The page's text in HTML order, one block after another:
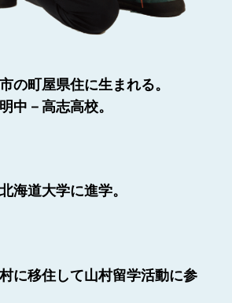
の町屋県住に生まれる。
中－高志高校。
海道大学に進学。
に移住して山村留学活動に参